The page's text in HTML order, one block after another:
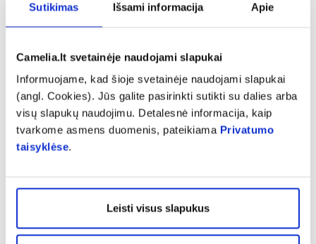
Sutikimas Išsami informacija Apie
Camelia.lt svetainėje naudojami slapukai
Informuojame, kad šioje svetainėje naudojami slapukai
(angl. Cookies). Jūs galite pasirinkti sutikti su dalies arba
visų slapukų naudojimu. Detalesnė informacija, kaip
tvarkome asmens duomenis, pateikiama Privatumo
taisyklėse.
Leisti visus slapukus
Jūratė
Puikus
Laima
Pirkau pasiskaičius gerų rekomendacijų. Deja, labai
nusivyliau. Dažant pirmu sluoksniu jau pakimba